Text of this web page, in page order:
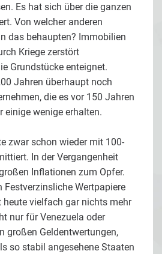
Es hat sich über die ganzen
Von welcher anderen
das behaupten? Immobilien
Kriege zerstört
Grundstücke enteignet.
Jahren überhaupt noch
die es vor 150 Jahren
einige wenige erhalten.
zwar schon wieder mit 100-
In der Vergangenheit
Inflationen zum Opfer.
Festverzinsliche Wertpapiere
vielfach gar nichts mehr
nur für Venezuela oder
großen Geldentwertungen,
so stabil angesehene Staaten